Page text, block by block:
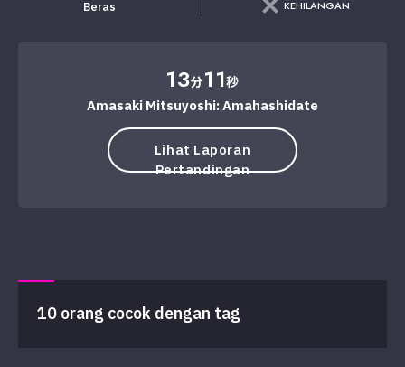
Beras KEHILANGAN
13分11秒
Amasaki Mitsuyoshi: Amahashidate
Lihat Laporan
Pertandingan
10 orang cocok dengan tag